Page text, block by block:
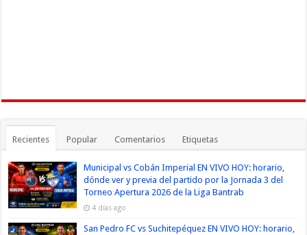
Recientes Popular Comentarios Etiquetas
Municipal vs Cobán Imperial EN VIVO HOY: horario,
dónde ver y previa del partido por la Jornada 3 del
Torneo Apertura 2026 de la Liga Bantrab
4 días ago
San Pedro FC vs Suchitepéquez EN VIVO HOY: horario,